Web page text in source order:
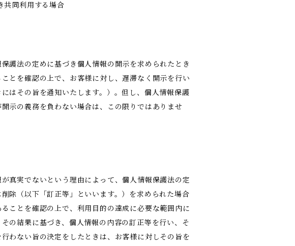
共同利用する場合
護法の定めに基づき個人情報の開示を求められたとき
とを確認の上で、お客様に対し、遅滞なく開示を行い
はその旨を通知いたします。）。但し、個人情報保護
示の義務を負わない場合は、この限りではありませ
真実でないという理由によって、個人情報保護法の定
除（以下「訂正等」といいます。）を求められた場合
ことを確認の上で、利用目的の達成に必要な範囲内に
の結果に基づき、個人情報の内容の訂正等を行い、そ
わない旨の決定をしたときは、お客様に対しその旨を